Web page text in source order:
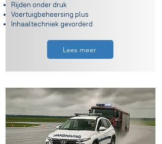
Rijden onder druk
Voertuigbeheersing plus
Inhaaltechniek gevorderd
Lees meer